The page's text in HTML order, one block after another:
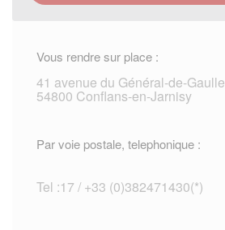
Vous rendre sur place :
41 avenue du Général-de-Gaulle
54800 Conflans-en-Jarnisy
Par voie postale, telephonique :
Tel :17 / +33 (0)382471430(*)